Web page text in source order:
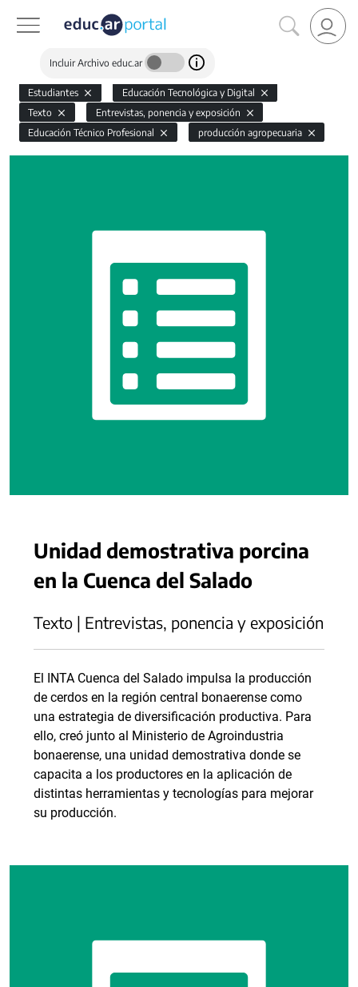
Incluir Archivo educ.ar
Estudiantes
Educación Tecnológica y Digital
Texto
Entrevistas, ponencia y exposición
Educación Técnico Profesional
producción agropecuaria
Unidad demostrativa porcina
en la Cuenca del Salado
Texto | Entrevistas, ponencia y exposición
El INTA Cuenca del Salado impulsa la producción
de cerdos en la región central bonaerense como
una estrategia de diversificación productiva. Para
ello, creó junto al Ministerio de Agroindustria
bonaerense, una unidad demostrativa donde se
capacita a los productores en la aplicación de
distintas herramientas y tecnologías para mejorar
su producción.